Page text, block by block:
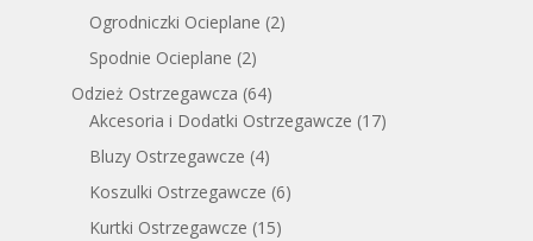
Ogrodniczki Ocieplane (2)
Spodnie Ocieplane (2)
Odzież Ostrzegawcza (64)
Akcesoria i Dodatki Ostrzegawcze (17)
Bluzy Ostrzegawcze (4)
Koszulki Ostrzegawcze (6)
Kurtki Ostrzegawcze (15)